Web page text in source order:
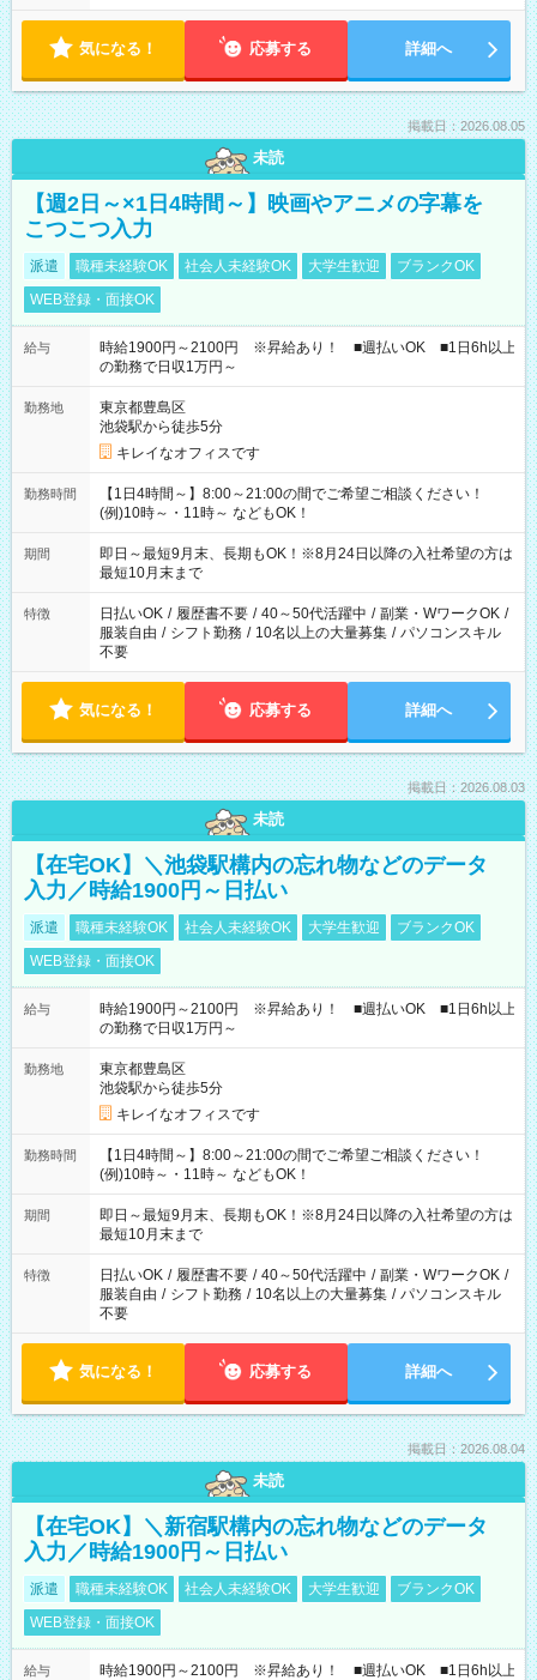
気になる！ 応募する 詳細へ
掲載日：2026.08.05
未読
【週2日～×1日4時間～】映画やアニメの字幕を
こつこつ入力
派遣 職種未経験OK 社会人未経験OK 大学生歓迎
ブランクOK
WEB登録・面接OK
給与
時給1900円～2100円 ※昇給あり！ ■週払いOK ■1日6h以上
の勤務で日収1万円～
勤務地
東京都豊島区
池袋駅から徒歩5分
キレイなオフィスです
勤務時間
【1日4時間～】8:00～21:00の間でご希望ご相談ください！
(例)10時～・11時～ などもOK！
期間
即日～最短9月末、長期もOK！※8月24日以降の入社希望の方は
最短10月末まで
特徴 日払いOK / 履歴書不要 / 40～50代活躍中 / 副業・WワークOK /
服装自由 / シフト勤務 / 10名以上の大量募集 / パソコンスキル
不要
気になる！ 応募する 詳細へ
掲載日：2026.08.03
未読
【在宅OK】＼池袋駅構内の忘れ物などのデータ
入力／時給1900円～日払い
派遣 職種未経験OK 社会人未経験OK 大学生歓迎
ブランクOK
WEB登録・面接OK
給与
時給1900円～2100円 ※昇給あり！ ■週払いOK ■1日6h以上
の勤務で日収1万円～
勤務地
東京都豊島区
池袋駅から徒歩5分
キレイなオフィスです
勤務時間
【1日4時間～】8:00～21:00の間でご希望ご相談ください！
(例)10時～・11時～ などもOK！
期間
即日～最短9月末、長期もOK！※8月24日以降の入社希望の方は
最短10月末まで
特徴 日払いOK / 履歴書不要 / 40～50代活躍中 / 副業・WワークOK /
服装自由 / シフト勤務 / 10名以上の大量募集 / パソコンスキル
不要
気になる！ 応募する 詳細へ
掲載日：2026.08.04
未読
【在宅OK】＼新宿駅構内の忘れ物などのデータ
入力／時給1900円～日払い
派遣 職種未経験OK 社会人未経験OK 大学生歓迎
ブランクOK
WEB登録・面接OK
給与
時給1900円～2100円 ※昇給あり！ ■週払いOK ■1日6h以上